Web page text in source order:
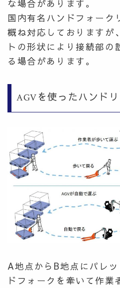
な場合があります。
国内有名ハンドフォーク
概ね対応しておりますが
トの形状により接続部の
る場合があります。
AGVを使ったハンド
A地点からB地点にパレ
ドフォークを牽いて作業